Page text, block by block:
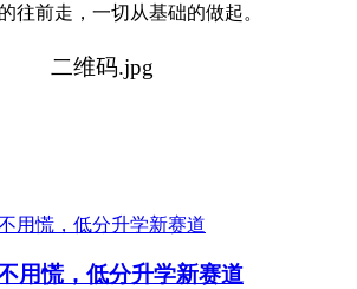
往前走，一切从基础的做起。
用慌，低分升学新赛道